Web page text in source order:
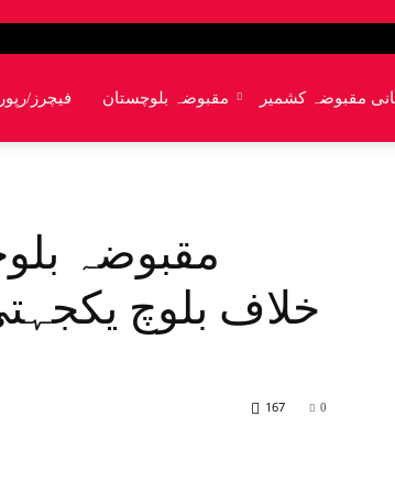
فیچرز/ مقبوضہ بلوچستان مقبوضہ کشمیر
مقبوضہ
خلاف بلوچ
0
167